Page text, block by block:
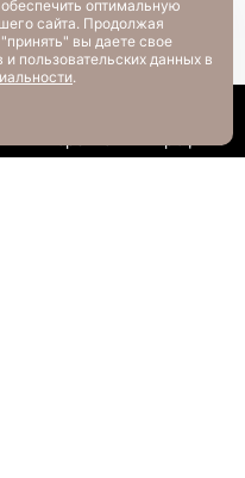
оптимальную
сайта. Продолжая
вы даете свое
пользовательских данных в
.